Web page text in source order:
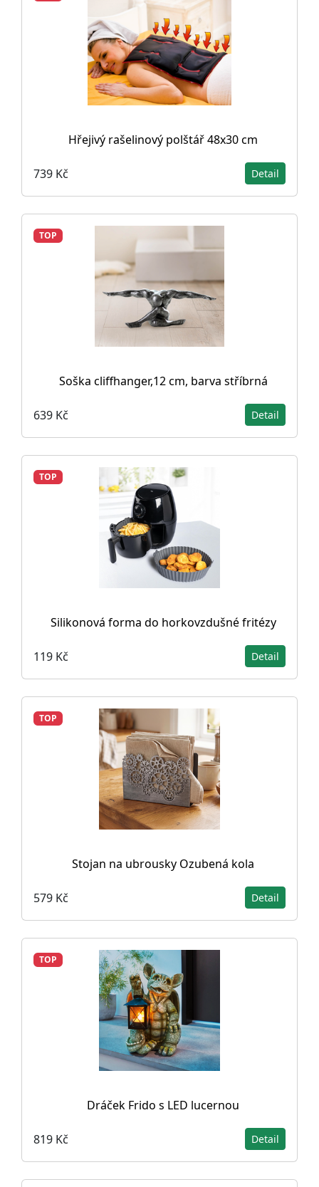
Hřejivý rašelinový polštář 48x30 cm
739 Kč Detail
TOP
Soška cliffhanger,12 cm, barva stříbrná
639 Kč Detail
TOP
Silikonová forma do horkovzdušné fritézy
119 Kč Detail
TOP
Stojan na ubrousky Ozubená kola
579 Kč Detail
TOP
Dráček Frido s LED lucernou
819 Kč Detail